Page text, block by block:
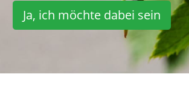
Ja, ich möchte dabei sein